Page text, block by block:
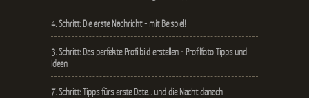
4. Schritt: Die erste Nachricht - mit Beispiel!
3. Schritt: Das perfekte Profilbild erstellen - Profilfoto Tipps und
Ideen
7. Schritt: Tipps fürs erste Date… und die Nacht danach